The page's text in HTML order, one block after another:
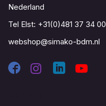
Nederland
Tel Elst: +31(0)481 37 34 00
webshop@simako-bdm.nl